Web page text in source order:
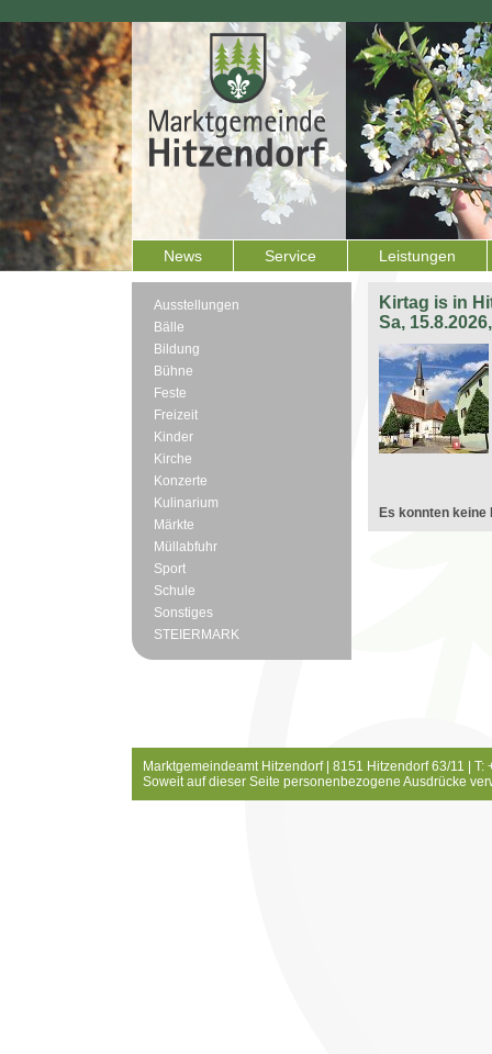
News Service Leistungen
Ausstellungen
Bälle
Bildung
Bühne
Feste
Freizeit
Kinder
Kirche
Konzerte
Kulinarium
Märkte
Müllabfuhr
Sport
Schule
Sonstiges
STEIERMARK
Kirtag is in
Sa,
Es konnten keine
Marktgemeindeamt Hitzendorf | 8151 Hitzendorf 63/11 |
Soweit auf dieser Seite personenbezogene Ausdrücke